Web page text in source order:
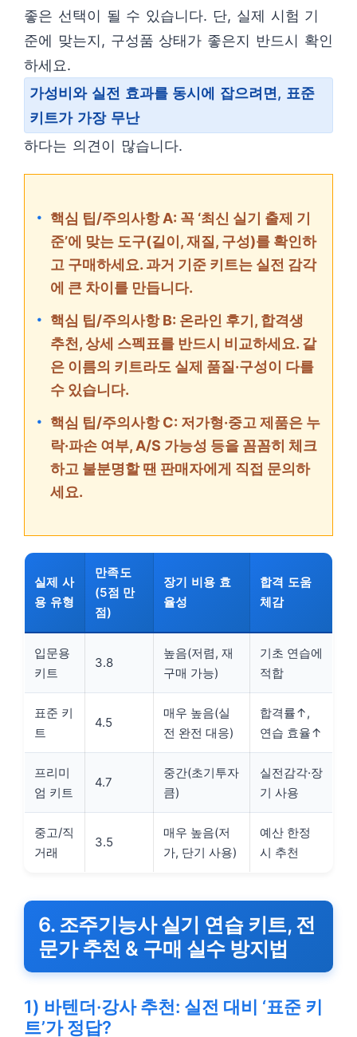
좋은 선택이 될 수 있습니다. 단, 실제 시험 기
준에 맞는지, 구성품 상태가 좋은지 반드시 확인
하세요.
가성비와 실전 효과를 동시에 잡으려면, 표준
키트가 가장 무난
하다는 의견이 많습니다.
핵심 팁/주의사항 A: 꼭 ‘최신 실기 출제 기
준’에 맞는 도구(길이, 재질, 구성)를 확인하
고 구매하세요. 과거 기준 키트는 실전 감각
에 큰 차이를 만듭니다.
핵심 팁/주의사항 B: 온라인 후기, 합격생
추천, 상세 스펙표를 반드시 비교하세요. 같
은 이름의 키트라도 실제 품질·구성이 다를
수 있습니다.
핵심 팁/주의사항 C: 저가형·중고 제품은 누
락·파손 여부, A/S 가능성 등을 꼼꼼히 체크
하고 불분명할 땐 판매자에게 직접 문의하
세요.
실제 사
용 유형
만족도
(5점 만
점)
장기 비용 효
율성
합격 도움
체감
입문용
키트
3.8
높음(저렴, 재
구매 가능)
기초 연습에
적합
표준 키
트
4.5
매우 높음(실
전 완전 대응)
합격률↑,
연습 효율↑
프리미
엄 키트
4.7
중간(초기투자
큼)
실전감각·장
기 사용
중고/직
거래
3.5
매우 높음(저
가, 단기 사용)
예산 한정
시 추천
6. 조주기능사 실기 연습 키트, 전
문가 추천 & 구매 실수 방지법
1) 바텐더·강사 추천: 실전 대비 ‘표준 키
트’가 정답?